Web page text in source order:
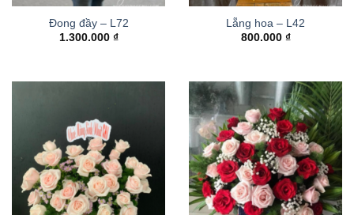
Đong đầy – L72
1.300.000 ₫
Lẵng hoa – L42
800.000 ₫